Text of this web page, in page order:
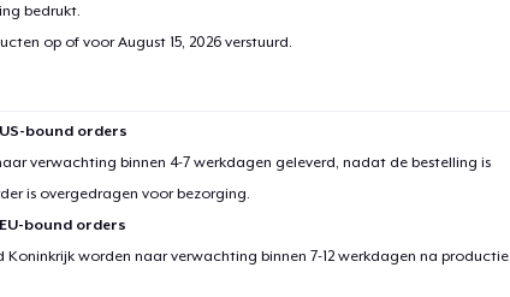
bedrukt.
op of voorAugust 15, 2026verstuurd.
bound orders
verwachting binnen 4-7 werkdagen geleverd, nadat de bestelling is
is overgedragen voor bezorging.
bound orders
Koninkrijk worden naar verwachting binnen 7-12 werkdagen na productie